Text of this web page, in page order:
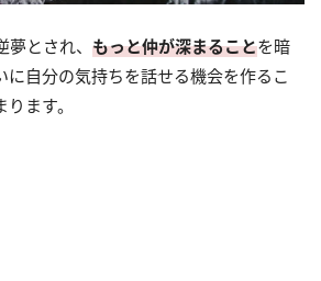
とされ、 もっと仲が深まることを暗
に自分の気持ちを話せる機会を作るこ
ます。